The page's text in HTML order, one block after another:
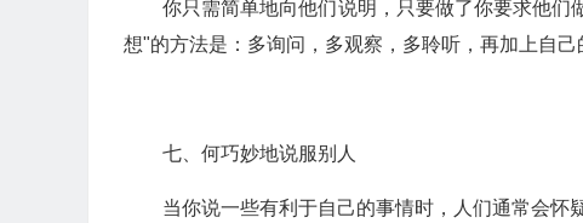
你只需简单地向他们说明，只要做了你要求他
想"的方法是：多询问，多观察，多聆听，再加上自己
七、何巧妙地说服别人
当你说一些有利于自己的事情时，人们通常会怀